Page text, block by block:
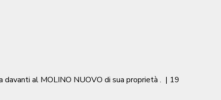
al MOLINO NUOVO di sua proprietà . | 19